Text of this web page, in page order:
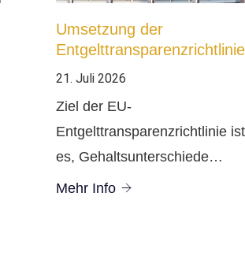
Umsetzung der
Entgelttransparenzrichtlinie
21. Juli 2026
Ziel der EU-
Entgelttransparenzrichtlinie ist
es, Gehaltsunterschiede…
Mehr Info